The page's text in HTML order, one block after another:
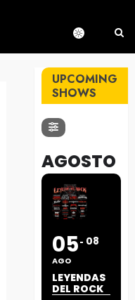
UPCOMING
SHOWS
AGOSTO
05
AGO
08
LEYENDAS
DEL ROCK